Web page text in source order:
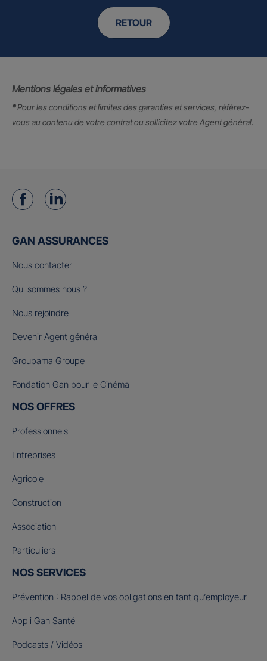
RETOUR
Mentions légales et informatives
*Pour les conditions et limites des garanties et services, référez-
vous au contenu de votre contrat ou sollicitez votre Agent général.
GAN ASSURANCES
Nous contacter
Qui sommes nous ?
Nous rejoindre
Devenir Agent général
Groupama Groupe
Fondation Gan pour le Cinéma
NOS OFFRES
Professionnels
Entreprises
Agricole
Construction
Association
Particuliers
NOS SERVICES
Prévention : Rappel de vos obligations en tant qu’employeur
Appli Gan Santé
Podcasts / Vidéos